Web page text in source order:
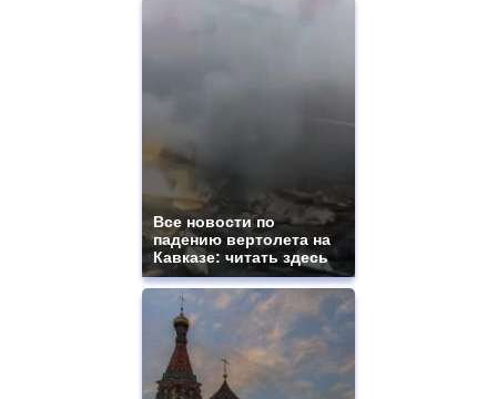
Все новости по
падению вертолета на
Кавказе: читать здесь